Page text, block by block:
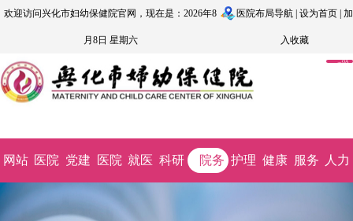
欢迎访问兴化市妇幼保健院官网，现在是：2026年8
月8日 星期六
医院布局导航| 设为首页| 加
入收藏
OA
系
网站
首页
医院
概况
党建
文化
医院
动态
就医
指南
科研
教学
院务
公开
护理
园地
健康
科普
服务
监督
人力
资源